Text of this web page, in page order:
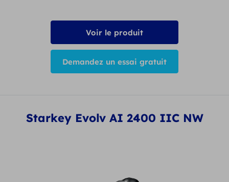
Voir le produit
Demandez un essai gratuit
Starkey Evolv AI 2400 IIC NW